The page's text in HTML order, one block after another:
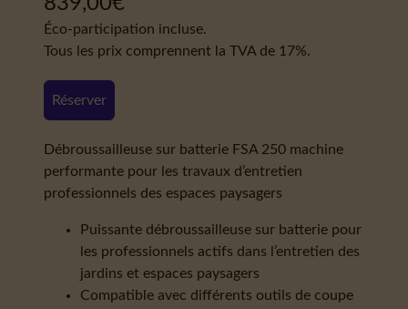
Éco-participation incluse.
Tous les prix comprennent la TVA de 17%.
Réserver
Débroussailleuse sur batterie FSA 250 machine
performante pour les travaux d’entretien
professionnels des espaces paysagers
Puissante débroussailleuse sur batterie pour
les professionnels actifs dans l’entretien des
jardins et espaces paysagers
Compatible avec différents outils de coupe